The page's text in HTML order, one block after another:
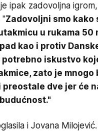
ipak zadovoljna
"Zadovoljni smo kako
u rukama 50
kao i protiv
iskustvo
zato je mnogo
preostale dve jer će
i Jovana